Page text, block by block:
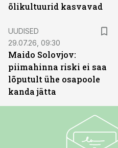
õlikultuurid kasvavad
UUDISED
29.07.26, 09:30
Maido Solovjov:
piimahinna riski ei saa
lõputult ühe osapoole
kanda jätta